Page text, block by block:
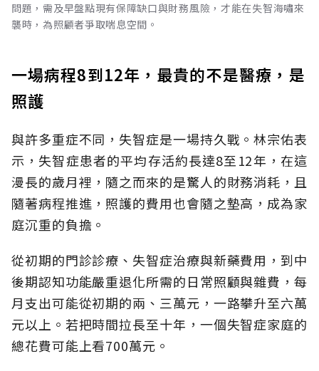
問題，需及早盤點現有保障缺口與財務風險，才能在失智海嘯來
襲時，為照顧者爭取喘息空間。
一場病程8到12年，最貴的不是醫療，是
照護
與許多重症不同，失智症是一場持久戰。林宗佑表
示，失智症患者的平均存活約長達8至12年，在這
漫長的歲月裡，隨之而來的是驚人的財務消耗，且
隨著病程推進，照護的費用也會隨之墊高，成為家
庭沉重的負擔。
從初期的門診診療、失智症治療與新藥費用，到中
後期認知功能嚴重退化所需的日常照顧與雜費，每
月支出可能從初期的兩、三萬元，一路攀升至六萬
元以上。若把時間拉長至十年，一個失智症家庭的
總花費可能上看700萬元。